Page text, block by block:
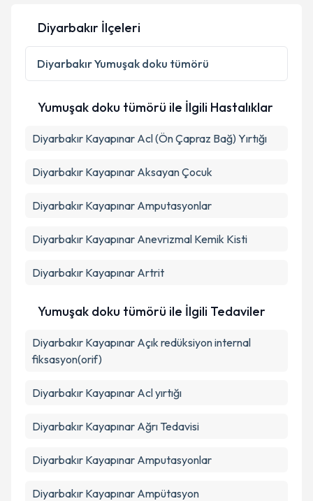
Kişisel verilerimin işlenmesine ilişkin
Metni'ni okudum ve kişisel verilerimin belirtilen
kapsamda işlenmesini kabul ediyorum.
Diyarbakır İlçeleri
DiyarbakırYumuşak doku tümörü
Yumuşak doku tümörü ile İlgili Hastalıklar
Diyarbakır Kayapınar Acl (Ön Çapraz Bağ) Yırtığı
Diyarbakır Kayapınar Aksayan Çocuk
Diyarbakır Kayapınar Amputasyonlar
Diyarbakır Kayapınar Anevrizmal Kemik Kisti
Diyarbakır Kayapınar Artrit
Yumuşak doku tümörü ile İlgili Tedaviler
Diyarbakır Kayapınar Açık redüksiyon internal
fiksasyon(orif)
Diyarbakır Kayapınar Acl yırtığı
Diyarbakır Kayapınar Ağrı Tedavisi
Diyarbakır Kayapınar Amputasyonlar
Diyarbakır Kayapınar Ampütasyon